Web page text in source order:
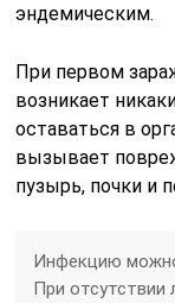
эндемическим.
При первом
возникает
оставаться в
вызывает
пузырь, почки и
Инфекцию
При отсутствии